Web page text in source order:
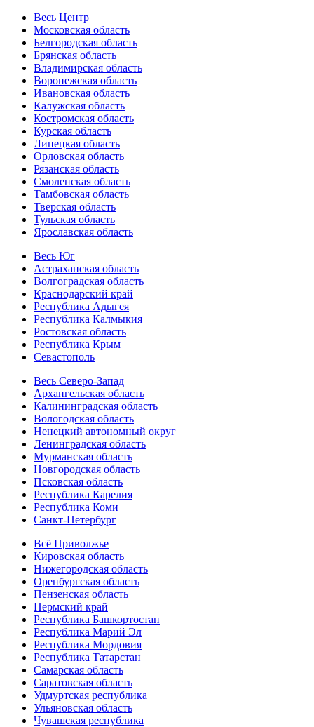
Весь Центр
Московская область
Белгородская область
Брянская область
Владимирская область
Воронежская область
Ивановская область
Калужская область
Костромская область
Курская область
Липецкая область
Орловская область
Рязанская область
Смоленская область
Тамбовская область
Тверская область
Тульская область
Ярославская область
Весь Юг
Астраханская область
Волгоградская область
Краснодарский край
Республика Адыгея
Республика Калмыкия
Ростовская область
Республика Крым
Севастополь
Весь Северо-Запад
Архангельская область
Калининградская область
Вологодская область
Ненецкий автономный округ
Ленинградская область
Мурманская область
Новгородская область
Псковская область
Республика Карелия
Республика Коми
Санкт-Петербург
Всё Приволжье
Кировская область
Нижегородская область
Оренбургская область
Пензенская область
Пермский край
Республика Башкортостан
Республика Марий Эл
Республика Мордовия
Республика Татарстан
Самарская область
Саратовская область
Удмуртская республика
Ульяновская область
Чувашская республика